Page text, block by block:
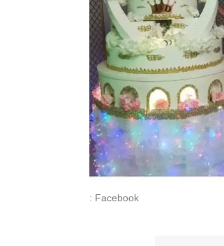
: Facebook